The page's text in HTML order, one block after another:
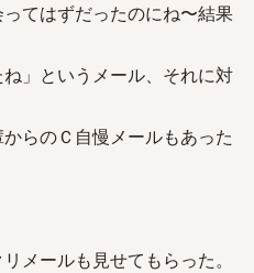
てはずだったのにね〜結果
ね」というメール、それに対
らのＣ自慢メールもあった
メールも見せてもらった。